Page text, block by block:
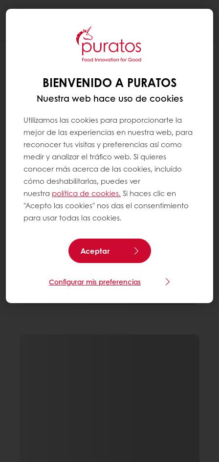
BIENVENIDO A PURATOS
Nuestra web hace uso de cookies
Utilizamos las cookies para proporcionarte la
mejor de las experiencias en nuestra web, para
reconocer tus visitas y preferencias así como
medir y analizar el tráfico web. Si quieres
conocer más acerca de las cookies, incluído
cómo deshabilitarlas, puedes ver
nuestra política de cookies. Si haces clic en
"Acepto las cookies" nos das el consentimiento
para usar todas las cookies.
Aceptar
Configurar mis preferencias